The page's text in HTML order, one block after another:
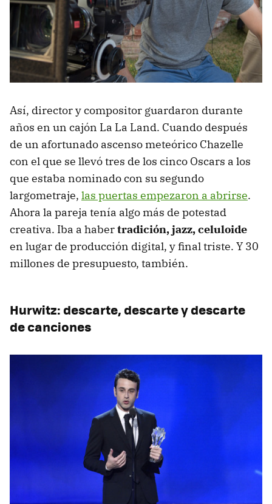
Así, director y compositor guardaron durante
años en un cajón La La Land. Cuando después
de un afortunado ascenso meteórico Chazelle
con el que se llevó tres de los cinco Oscars a los
que estaba nominado con su segundo
largometraje, las puertas empezaron a abrirse.
Ahora la pareja tenía algo más de potestad
creativa. Iba a habertradición, jazz, celuloide
en lugar de producción digital, y final triste. Y 30
millones de presupuesto, también.
Hurwitz: descarte, descarte y descarte
de canciones